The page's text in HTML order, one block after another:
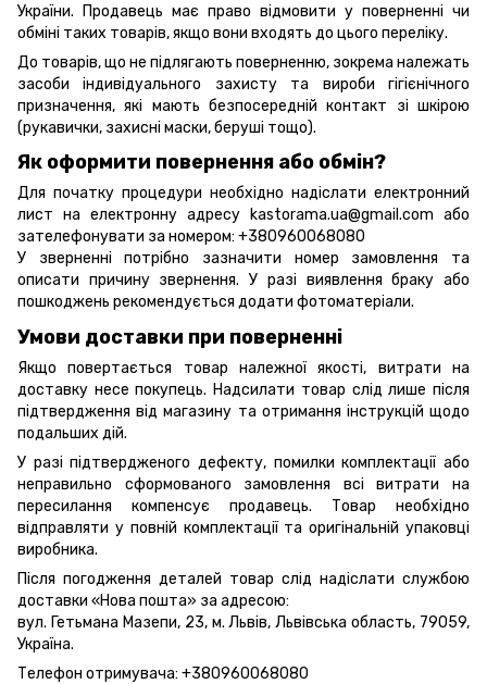
України. Продавець має право відмовити у поверненні чи
обміні таких товарів, якщо вони входять до цього переліку.
До товарів, що не підлягають поверненню, зокрема належать
засоби індивідуального захисту та вироби гігієнічного
призначення, які мають безпосередній контакт зі шкірою
(рукавички, захисні маски, беруші тощо).
Як оформити повернення або обмін?
Для початку процедури необхідно надіслати електронний
лист на електронну адресу kastorama.ua@gmail.com або
зателефонувати за номером: +380960068080
У зверненні потрібно зазначити номер замовлення та
описати причину звернення. У разі виявлення браку або
пошкоджень рекомендується додати фотоматеріали.
Умови доставки при поверненні
Якщо повертається товар належної якості, витрати на
доставку несе покупець. Надсилати товар слід лише після
підтвердження від магазину та отримання інструкцій щодо
подальших дій.
У разі підтвердженого дефекту, помилки комплектації або
неправильно сформованого замовлення всі витрати на
пересилання компенсує продавець. Товар необхідно
відправляти у повній комплектації та оригінальній упаковці
виробника.
Після погодження деталей товар слід надіслати службою
доставки «Нова пошта» за адресою:
вул. Гетьмана Мазепи, 23, м. Львів, Львівська область, 79059,
Україна.
Телефон отримувача: +380960068080